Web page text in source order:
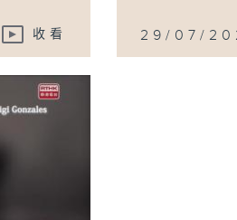
收看 29/07/